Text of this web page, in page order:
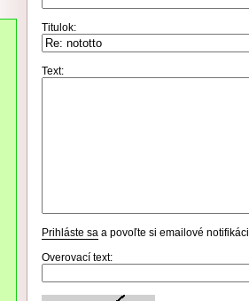
Titulok:
Text:
Prihláste sa a povoľte si emailové
Overovací text: